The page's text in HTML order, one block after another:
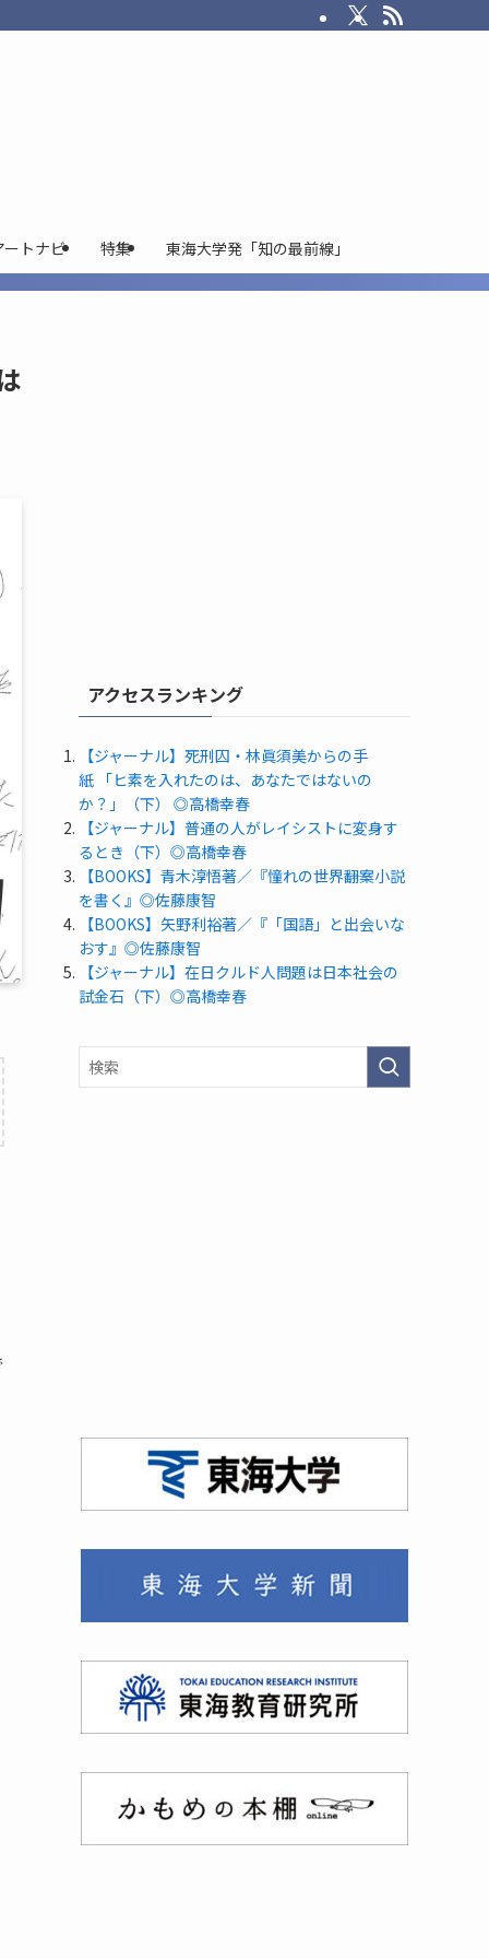
ートナビ 特集 東海大学発「知の最前線」
アクセスランキング
【ジャーナル】死刑囚・林眞須美からの手
紙 「ヒ素を入れたのは、あなたではないの
か？」（下） ◎高橋幸春
【ジャーナル】普通の人がレイシストに変身す
るとき（下）◎高橋幸春
【BOOKS】青木淳悟著／『憧れの世界――翻案小説
を書く』◎佐藤康智
【BOOKS】矢野利裕著／『「国語」と出会いな
おす』◎佐藤康智
【ジャーナル】在日クルド人問題は日本社会の
試金石（下）◎高橋幸春